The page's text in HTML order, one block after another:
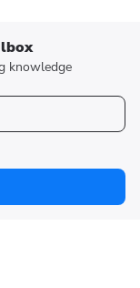
knowledge